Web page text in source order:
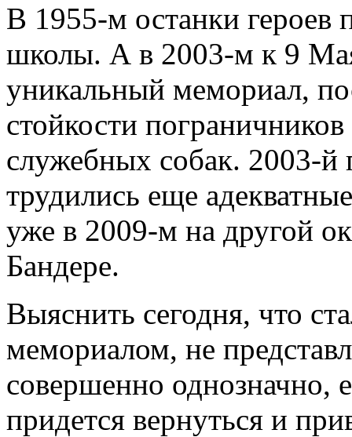
В 1955-м останки героев
школы. А в 2003-м к 9
уникальный мемориал,
стойкости
служебных собак. 2003-
трудились еще
уже в 2009-м на другой
Бандере.
Выяснить сегодня, что
мемориалом, не
совершенно однозначно,
придется вернуться и